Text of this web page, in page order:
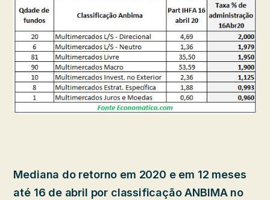
Mediana do retorno em 2020 e em 12 meses
até 16 de abril por classificação ANBIMA no